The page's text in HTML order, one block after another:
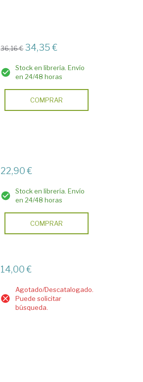
36,16 € 34,35 €
Stock en librería. Envío
en 24/48 horas
COMPRAR
22,90 €
Stock en librería. Envío
en 24/48 horas
COMPRAR
14,00 €
Agotado/Descatalogado.
Puede solicitar
búsqueda.